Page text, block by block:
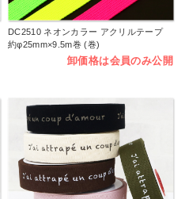
DC2510 ネオンカラー アクリルテープ
約φ25mm×9.5m巻 (巻)
卸価格は会員のみ公開